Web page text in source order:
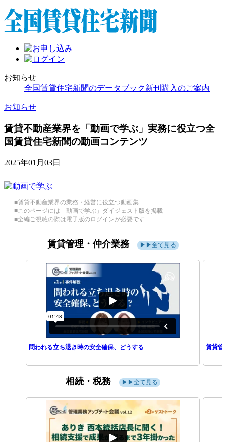
お知らせ
全国賃貸住宅新聞のデータブック新刊購入のご案内
お知らせ
賃貸不動産業界を「動画で学ぶ」実務に役立つ全
国賃貸住宅新聞の動画コンテンツ
2025年01月03日
■賃貸不動産業界の業務・経営に役立つ動画集
■このページには「動画で学ぶ」ダイジェスト版を掲載
■全編ご視聴の際は電子版のログインが必要です
賃貸管理・仲介業務 ▶▶全て見る
問われる立ち退き時の安全確保、どうする 賃貸管
相続・税務 ▶▶全て見る